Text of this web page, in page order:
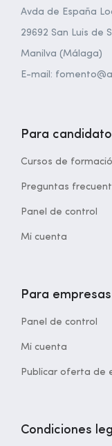
Avda de España
29692 San Luis de
Manilva (Málaga)
E-mail:
Para
Cursos de
Preguntas
Panel de control
Mi cuenta
Para empresas
Panel de control
Mi cuenta
Publicar oferta de
Condiciones